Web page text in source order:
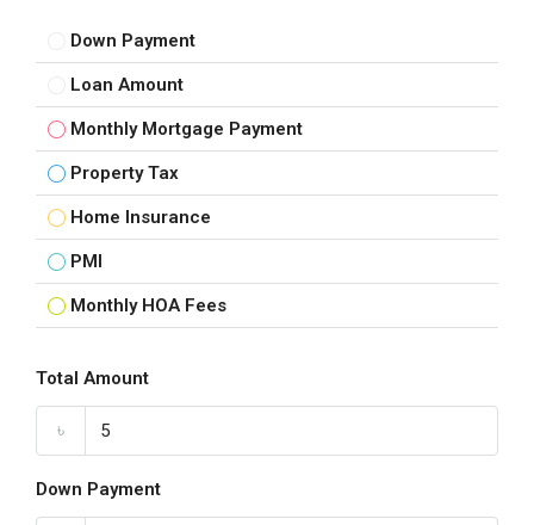
Down Payment
Loan Amount
Monthly Mortgage Payment
Property Tax
Home Insurance
PMI
Monthly HOA Fees
Total Amount
৳
Down Payment